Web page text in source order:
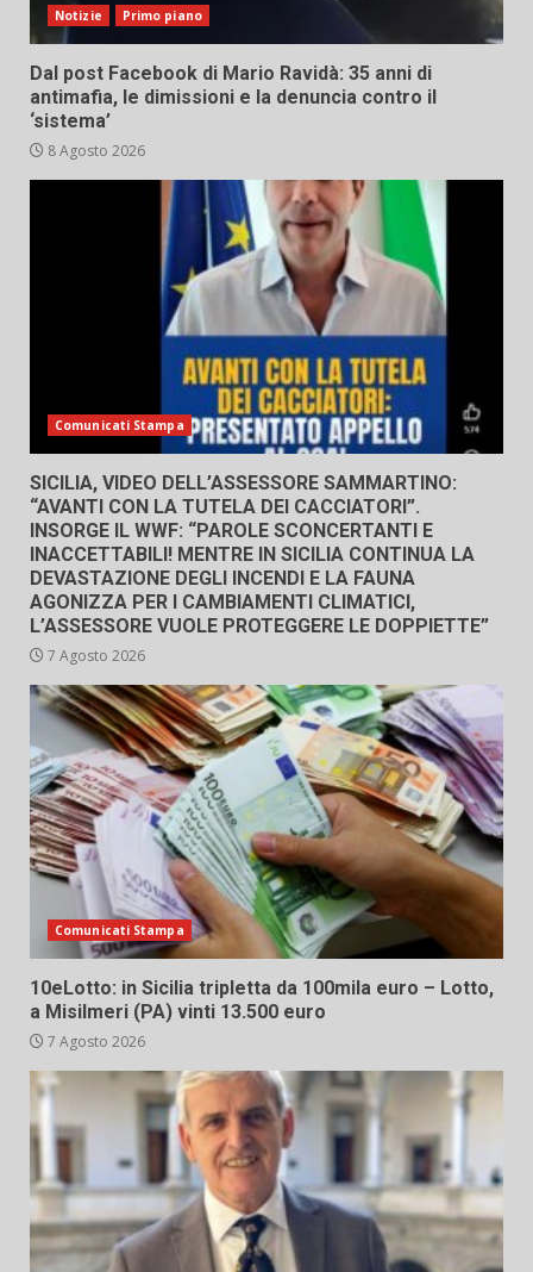
Notizie Primo piano
Dal post Facebook di Mario Ravidà: 35 anni di
antimafia, le dimissioni e la denuncia contro il
‘sistema’
8 Agosto 2026
Comunicati Stampa
SICILIA, VIDEO DELL’ASSESSORE SAMMARTINO:
“AVANTI CON LA TUTELA DEI CACCIATORI”.
INSORGE IL WWF: “PAROLE SCONCERTANTI E
INACCETTABILI! MENTRE IN SICILIA CONTINUA LA
DEVASTAZIONE DEGLI INCENDI E LA FAUNA
AGONIZZA PER I CAMBIAMENTI CLIMATICI,
L’ASSESSORE VUOLE PROTEGGERE LE DOPPIETTE”
7 Agosto 2026
Comunicati Stampa
10eLotto: in Sicilia tripletta da 100mila euro – Lotto,
a Misilmeri (PA) vinti 13.500 euro
7 Agosto 2026